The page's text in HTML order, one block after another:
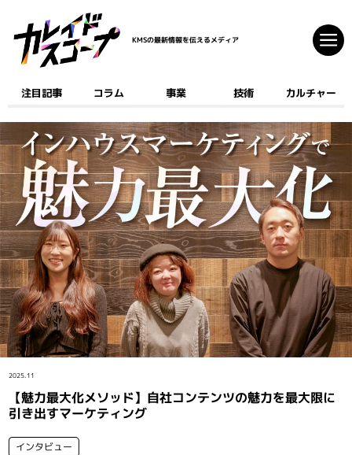
コラム
事業
技術
カルチャー
クリエイティブ
開発
ゲーム
AI
デジタルコミック
マーケティング
インタビュー
KMSの最新情報を伝えるメディア
注目記事 コラム 事業 技術 カルチャー
2025.11
【魅力最大化メソッド】自社コンテンツの魅力を最大限に
引き出すマーケティング
インタビュー